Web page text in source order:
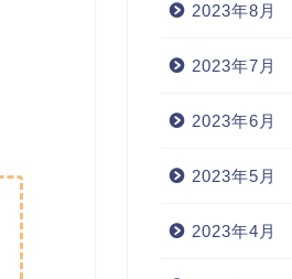
2023年8月
2023年7月
2023年6月
2023年5月
2023年4月